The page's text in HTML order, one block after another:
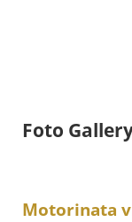
Foto
Motorinata